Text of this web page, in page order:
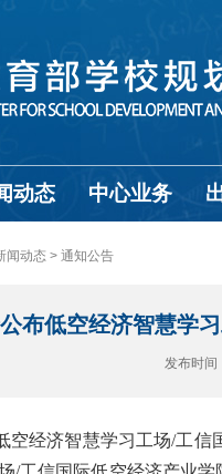
动态 中心业务
闻动态 > 通知公告
布低空经济智慧学
发布时
空经济智慧学习工场/工